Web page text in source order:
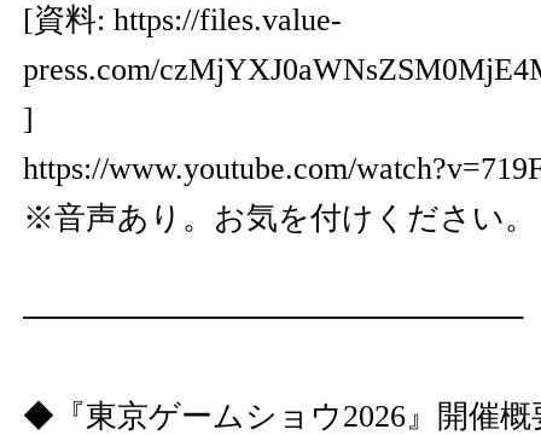
[資料: https://files.value-
press.com/
]
https://www.youtube.com/
※音声あり。お気を付けください。
───────────────────────
◆『東京ゲームショウ2026』開催